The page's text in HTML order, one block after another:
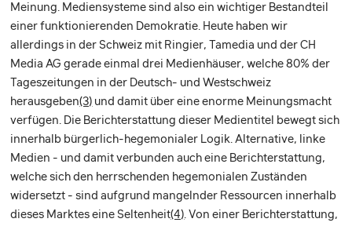
Meinung. Mediensysteme sind also ein wichtiger Bestandteil
einer funktionierenden Demokratie. Heute haben wir
allerdings in der Schweiz mit Ringier, Tamedia und der CH
Media AG gerade einmal drei Medienhäuser, welche 80% der
Tageszeitungen in der Deutsch- und Westschweiz
herausgeben(3) und damit über eine enorme Meinungsmacht
verfügen. Die Berichterstattung dieser Medientitel bewegt sich
innerhalb bürgerlich-hegemonialer Logik. Alternative, linke
Medien - und damit verbunden auch eine Berichterstattung,
welche sich den herrschenden hegemonialen Zuständen
widersetzt - sind aufgrund mangelnder Ressourcen innerhalb
dieses Marktes eine Seltenheit(4) . Von einer Berichterstattung,